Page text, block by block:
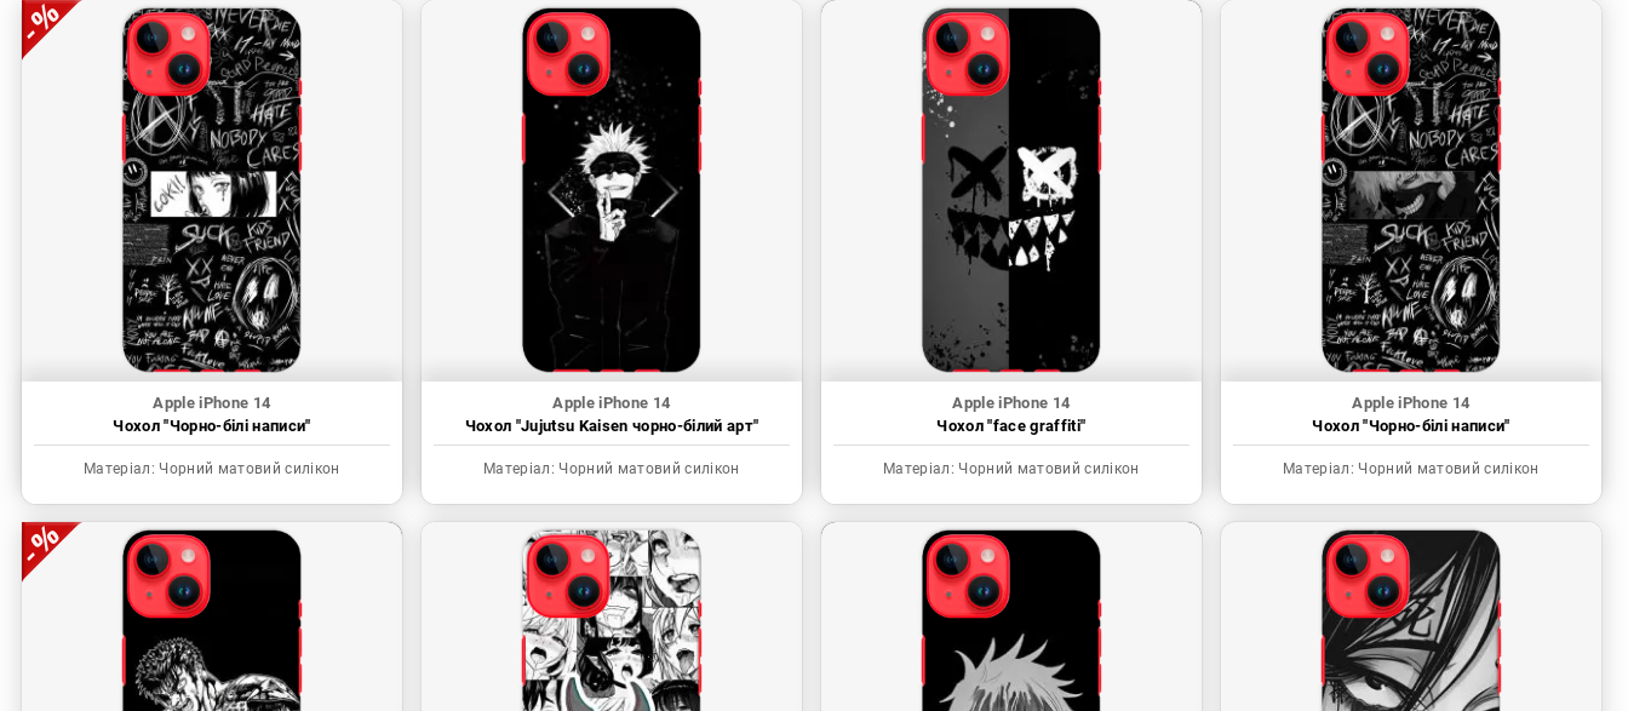
Apple iPhone 14
Чохол "Чорно-білі написи"
Матеріал: Чорний матовий силікон
Apple iPhone 14
Чохол "Jujutsu Kaisen чорно-білий арт"
Матеріал: Чорний матовий силікон
Apple iPhone 14
Чохол "face graffiti"
Матеріал: Чорний матовий силікон
Apple iPhone 14
Чохол "Чорно-білі написи"
Матеріал: Чорний матовий силікон